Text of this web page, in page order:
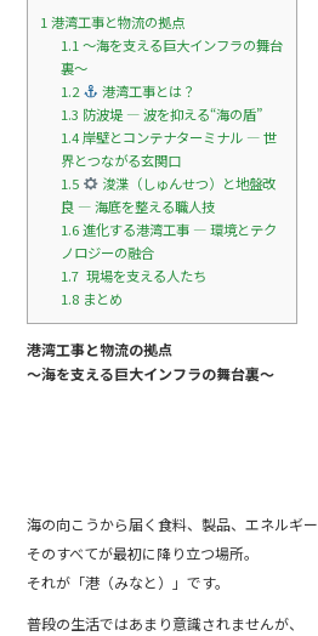
1港湾工事と物流の拠点
1.1～海を支える巨大インフラの舞台
裏～
1.2
港湾工事とは？
1.3 防波堤 ― 波を抑える“海の盾”
1.4岸壁とコンテナターミナル ― 世
界とつながる玄関口
1.5
浚渫（しゅんせつ）と地盤改
良 ― 海底を整える職人技
1.6進化する港湾工事 ― 環境とテク
ノロジーの融合
1.7 ‍ 現場を支える人たち
1.8 まとめ
港湾工事と物流の拠点
～海を支える巨大インフラの舞台裏～
海の向こうから届く食料、製品、エネルギー――
そのすべてが最初に降り立つ場所。
それが「港（みなと）」です。
普段の生活ではあまり意識されませんが、